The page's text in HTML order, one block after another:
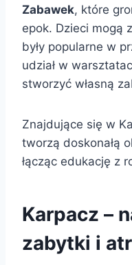
Zabawek, które
epok. Dzieci mogą
były popularne w
udział w
stworzyć własną
Znajdujące się w
tworzą doskonałą
łącząc edukację z
Karpacz –
zabytki i